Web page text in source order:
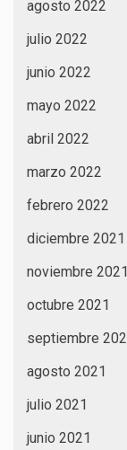
agosto 2022
julio 2022
junio 2022
mayo 2022
abril 2022
marzo 2022
febrero 2022
diciembre 2021
noviembre 2021
octubre 2021
septiembre
agosto 2021
julio 2021
junio 2021